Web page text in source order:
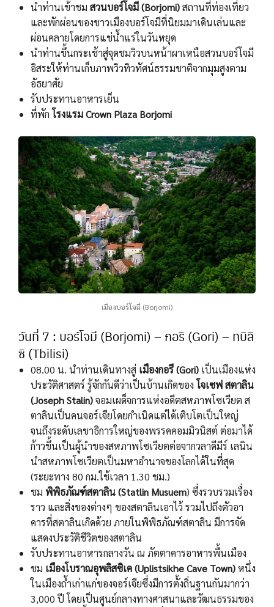
นำท่านเข้าชม สวนบอร์โจมี (Borjomi)สถานที่ท่องเที่ยว
และพักผ่อนของชาวเมืองบอร์โจมีที่นิยมมาเดินเล่นและ
ผ่อนคลายโดยการแช่น้ำแร่ในวันหยุด
นำท่านขึ้นกระเช้าสู่จุดชมวิวบนหน้าผาเหนือสวนบอร์โจมี
อิสระให้ท่านเก็บภาพวิวทิวทัศน์ธรรมชาติจากมุมสูงตาม
อัธยาศัย
รับประทานอาหารเย็น
ที่พัก โรงแรม Crown Plaza Borjomi
เมืองบอร์โจมี (Borjomi)
วันที่ 7 : บอร์โจมี (Borjomi) – กอริ (Gori) – ทบิลิ
ซิ (Tbilisi)
08.00 น. นำท่านเดินทางสู่ เมืองกอรี (Gori) เป็นเมืองแห่ง
ประวัติศาสตร์ รู้จักกันดีว่าเป็นบ้านเกิดของ โจเซฟ สตาลิน
(Joseph Stalin)จอมเผด็จการแห่งอดีตสหภาพโซเวียต ส
ตาลินเป็นคนจอร์เจียโดยกำเนิดแต่ได้เติบโตเป็นใหญ่
จนถึงระดับเลขาธิการใหญ่ของพรรคคอมมิวนิสต์ ต่อมาได้
ก้าวขึ้นเป็นผู้นำของสหภาพโซเวียตต่อจากวลาดีมีร์ เลนิน
นำสหภาพโซเวียตเป็นมหาอำนาจของโลกได้ในที่สุด
(ระยะทาง 80 กม.ใช้เวลา 1.30 ชม.)
ชม พิพิธภัณฑ์สตาลิน (Statlin Musuem) ซึ่งรวบรวมเรื่อง
ราว และสิ่งของต่างๆ ของสตาลินเอาไว้ รวมไปถึงตัวอา
คารที่สตาลินเกิดด้วย ภายในพิพิธภัณฑ์สตาลิน มีการจัด
แสดงประวัติชีวิตของสตาลิน
รับประทานอาหารกลางวัน ณ ภัตตาคารอาหารพื้นเมือง
ชม เมืองโบราณอุพลิสซิเค (Uplistsikhe Cave Town)หนึ่ง
ในเมืองถ้ำเก่าแก่ของจอร์เจียซึ่งมีการตั้งถิ่นฐานกันมากว่า
3,000 ปี โดยเป็นศูนย์กลางทางศาสนาและวัฒนธรรมของ